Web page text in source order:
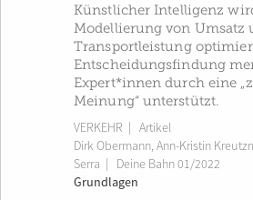
Künstlicher Intelligenz
Modellierung von Umsatz
Transportleistung
Entscheidungsfindung
Expert*innen durch eine
Meinung“ unterstützt.
VERKEHR | Artikel
Dirk Obermann,Ann-Kristin
Serra
Deine Bahn 01/2022
Grundlagen